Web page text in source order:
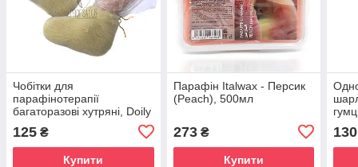
Чобітки для
парафінотерапії
багаторазові хутряні, Doily
125 ₴
Купити
Парафін Italwax - Персик
(Peach), 500мл
273₴
Купити
130